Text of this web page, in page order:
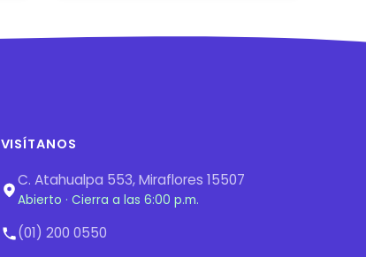
VISÍTANOS
C. Atahualpa 553, Miraflores 15507
Abierto · Cierra a las 6:00 p.m.
(01) 200 0550